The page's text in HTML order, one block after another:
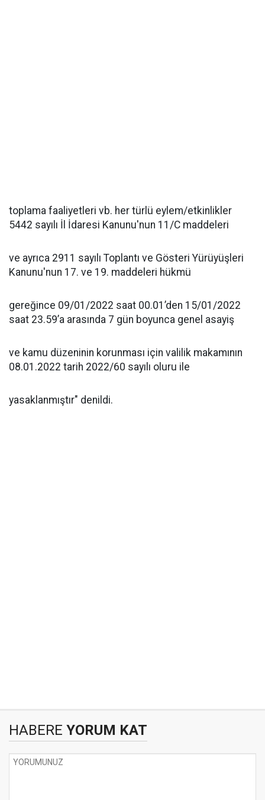
toplama faaliyetleri vb. her türlü eylem/etkinlikler
5442 sayılı İl İdaresi Kanunu'nun 11/C maddeleri
ve ayrıca 2911 sayılı Toplantı ve Gösteri Yürüyüşleri
Kanunu'nun 17. ve 19. maddeleri hükmü
gereğince 09/01/2022 saat 00.01’den 15/01/2022
saat 23.59’a arasında 7 gün boyunca genel asayiş
ve kamu düzeninin korunması için valilik makamının
08.01.2022 tarih 2022/60 sayılı oluru ile
yasaklanmıştır" denildi.
HABERE YORUM KAT